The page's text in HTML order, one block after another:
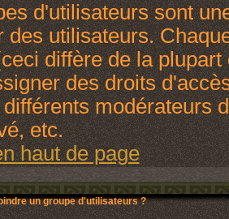
d'utilisateurs sont
des utilisateurs.
diffère de la
des droits
modérateurs
etc.
haut de page
un groupe d'utilisateurs ?